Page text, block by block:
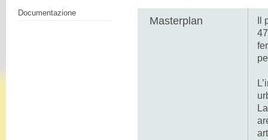
Documentazione
Masterplan